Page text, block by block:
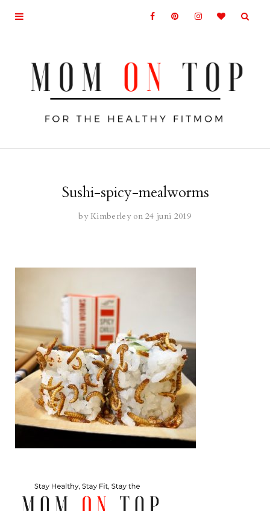
Sushi-spicy-mealworms
by Kimberley on 24 juni 2019